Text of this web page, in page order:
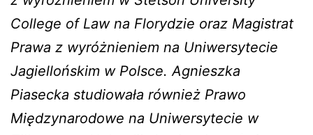
College of Law na Florydzie oraz Magistrat
Prawa z wyróżnieniem na Uniwersytecie
Jagiellońskim w Polsce. Agnieszka
Piasecka studiowała również Prawo
Międzynarodowe na Uniwersytecie w